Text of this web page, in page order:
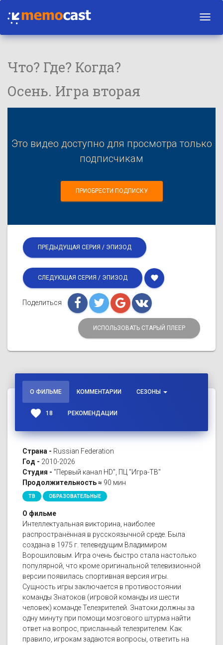
Что? Где? Когда?
Осень. Игра вторая
Это видео доступно для просмотра только
подписчикам
ПРИОБРЕСТИ ПОДПИСКУ
ПРЕДЫДУЩАЯ СЕРИЯ / ЭПИЗОД
СЛЕДУЮЩАЯ СЕРИЯ / ЭПИЗОД favorite
Поделиться
ИСПОЛЬЗОВАТЬ СТАРЫЙ ПЛЕЕР
О ФИЛЬМЕ КОММЕНТАРИИ СЕЗОНЫ
favorite 18 РЕКОМЕНДАЦИИ
Страна - Russian Federation
Год - 2010-2026
Студия - "Первый канал HD", ПЦ "Игра-ТВ"
Продолжительность ≈ 90 мин
ТВ ОБРАЗОВАТЕЛЬНЫЕ
О фильме
Интеллектуальная викторина, наиболее
распространённая в русскоязычной среде. Была
создана в 1975 г. телеведущим Владимиром
Ворошиловым. Игра очень быстро стала настолько
популярной, что кроме оригинальной телевизионной
версии появилась спортивная версия игры.
Сущность игры заключается в противостоянии
команды Знатоков (игровой команды из шести
человек) команде Телезрителей. Знатоки должны за
одну минуту при помощи мозгового штурма найти
ответ на вопрос, присланный телезрителем. Как
правило, игрокам задаются вопросы, ответить на